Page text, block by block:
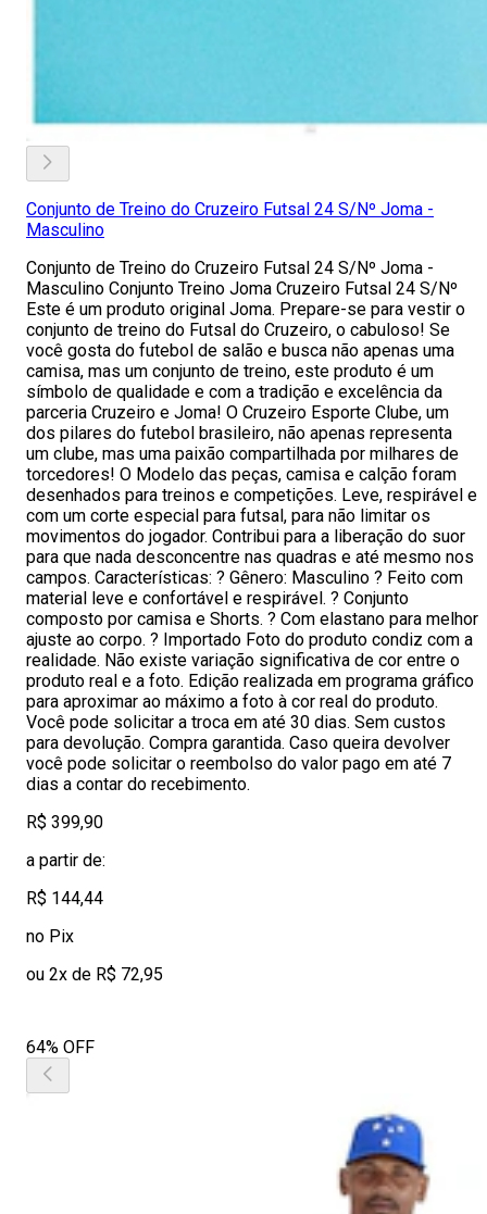
Conjunto de Treino do Cruzeiro Futsal 24 S/Nº Joma -
Masculino
Conjunto de Treino do Cruzeiro Futsal 24 S/Nº Joma -
Masculino Conjunto Treino Joma Cruzeiro Futsal 24 S/Nº
Este é um produto original Joma. Prepare-se para vestir o
conjunto de treino do Futsal do Cruzeiro, o cabuloso! Se
você gosta do futebol de salão e busca não apenas uma
camisa, mas um conjunto de treino, este produto é um
símbolo de qualidade e com a tradição e excelência da
parceria Cruzeiro e Joma! O Cruzeiro Esporte Clube, um
dos pilares do futebol brasileiro, não apenas representa
um clube, mas uma paixão compartilhada por milhares de
torcedores! O Modelo das peças, camisa e calção foram
desenhados para treinos e competições. Leve, respirável e
com um corte especial para futsal, para não limitar os
movimentos do jogador. Contribui para a liberação do suor
para que nada desconcentre nas quadras e até mesmo nos
campos. Características: ? Gênero: Masculino ? Feito com
material leve e confortável e respirável. ? Conjunto
composto por camisa e Shorts. ? Com elastano para melhor
ajuste ao corpo. ? Importado Foto do produto condiz com a
realidade. Não existe variação significativa de cor entre o
produto real e a foto. Edição realizada em programa gráfico
para aproximar ao máximo a foto à cor real do produto.
Você pode solicitar a troca em até 30 dias. Sem custos
para devolução. Compra garantida. Caso queira devolver
você pode solicitar o reembolso do valor pago em até 7
dias a contar do recebimento.
R$ 399,90
a partir de:
R$ 144,44
no Pix
ou 2x de R$ 72,95
64% OFF